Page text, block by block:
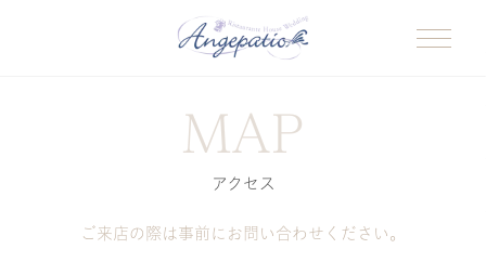
MAP
アクセス
ご来店の際は事前にお問い合わせください。